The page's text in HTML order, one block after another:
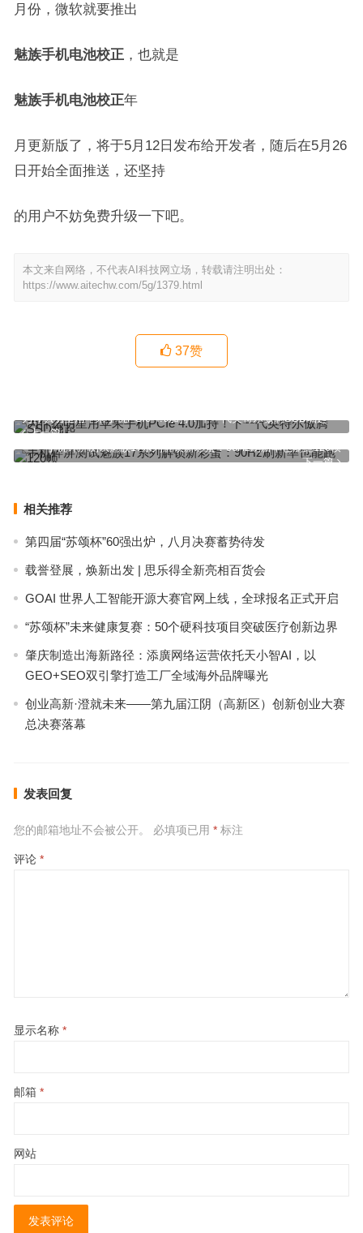
月份，微软就要推出
魅族手机电池校正，也就是
魅族手机电池校正年
月更新版了，将于5月12日发布给开发者，随后在5月26
日开始全面推送，还坚持
的用户不妨免费升级一下吧。
本文来自网络，不代表AI科技网立场，转载请注明出处：
https://www.aitechw.com/5g/1379.html
37赞
上一篇
为什么明星用苹果手机PCIe 4.0加持！下一代英特尔傲腾SSD崛起
下一篇
手机碎屏测试魅族17系列解锁新彩蛋：90Hz刷新率也能跑120帧
相关推荐
第四届“苏颂杯”60强出炉，八月决赛蓄势待发
载誉登展，焕新出发 | 思乐得全新亮相百货会
GOAI 世界人工智能开源大赛官网上线，全球报名正式开启
“苏颂杯”未来健康复赛：50个硬科技项目突破医疗创新边界
肇庆制造出海新路径：添廣网络运营依托天小智AI，以
GEO+SEO双引擎打造工厂全域海外品牌曝光
创业高新·澄就未来——第九届江阴（高新区）创新创业大赛
总决赛落幕
发表回复
您的邮箱地址不会被公开。 必填项已用 *标注
评论 *
显示名称 *
邮箱 *
网站